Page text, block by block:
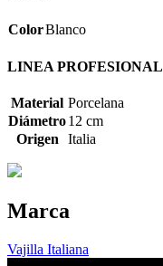
ColorBlanco
LINEA PROFESIONAL
Material Porcelana
Diámetro12 cm
Origen
Italia
Marca
Vajilla Italiana